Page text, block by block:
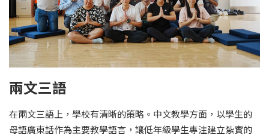
兩文三語
在兩文三語上，學校有清晰的策略。中文教學方面，以學生的
母語廣東話作為主要教學語言，讓低年級學生專注建立紮實的